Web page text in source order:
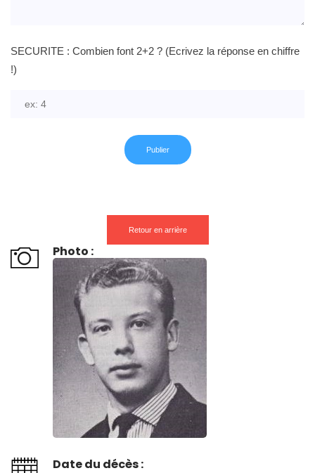
SECURITE : Combien font 2+2 ? (Ecrivez la réponse en chiffre
!)
Retour en arrière
Photo :
Date du décès :